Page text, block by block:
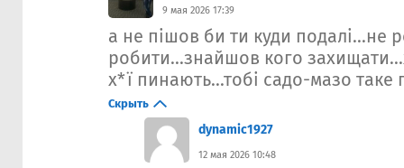
9 мая 2026 17:39
а не пішов би ти куди подалі...не
робити...знайшов кого
х*ї пинають...тобі садо-мазо таке
Скрыть
dynamic1927
12 мая 2026 10:48